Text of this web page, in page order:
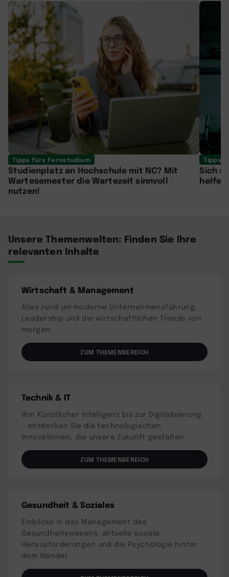
Tipps fürs Fernstudium
Studienplatz an Hochschule mit NC? Mit
Wartesemester die Wartezeit sinnvoll
nutzen!
Tipps
Sich
helfen
Unsere Themenwelten: Finden Sie Ihre
relevanten Inhalte
Wirtschaft & Management
Alles rund um moderne Unternehmensführung,
Leadership und die wirtschaftlichen Trends von
morgen.
ZUM THEMENBEREICH
Technik & IT
Von Künstlicher Intelligenz bis zur Digitalisierung
– entdecken Sie die technologischen
Innovationen, die unsere Zukunft gestalten.
ZUM THEMENBEREICH
Gesundheit & Soziales
Einblicke in das Management des
Gesundheitswesens, aktuelle soziale
Herausforderungen und die Psychologie hinter
dem Wandel.